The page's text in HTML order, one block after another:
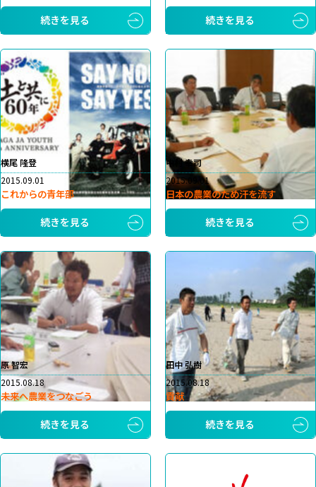
続きを見る
続きを見る
横尾 隆登
2015.09.01
これからの青年部
続きを見る
中村 幸司
2015.09.01
日本の農業のため汗を流す
続きを見る
原 智宏
2015.08.18
未来へ農業をつなごう
続きを見る
田中 弘樹
2015.08.18
貢献
続きを見る